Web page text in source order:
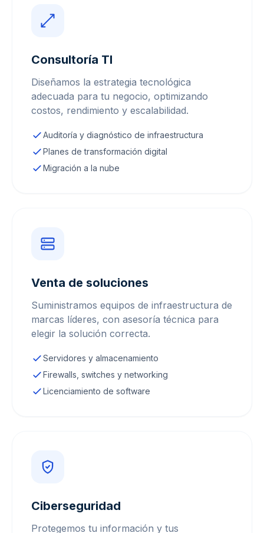
Consultoría TI
Diseñamos la estrategia tecnológica
adecuada para tu negocio, optimizando
costos, rendimiento y escalabilidad.
Auditoría y diagnóstico de infraestructura
Planes de transformación digital
Migración a la nube
Venta de soluciones
Suministramos equipos de infraestructura de
marcas líderes, con asesoría técnica para
elegir la solución correcta.
Servidores y almacenamiento
Firewalls, switches y networking
Licenciamiento de software
Ciberseguridad
Protegemos tu información y tus